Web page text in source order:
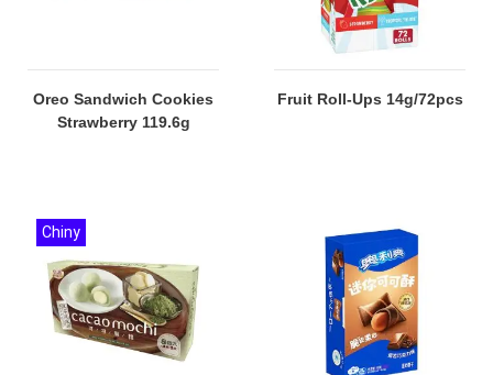
Oreo Sandwich Cookies
Strawberry 119.6g
Fruit Roll-Ups 14g/72pcs
Chiny